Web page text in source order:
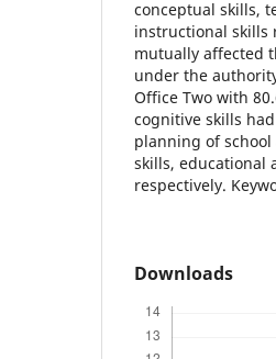
conceptual skills,
instructional skills
mutually affected
under the
Office Two with
cognitive skills
planning of
skills, educational
respectively.
Downloads